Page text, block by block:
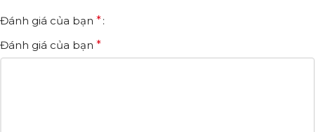
Đánh giá của bạn *
Đánh giá của bạn *